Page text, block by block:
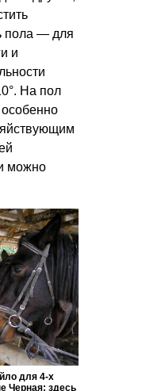
пола — для
и
На пол
можно
для 4-х
Черная; здесь